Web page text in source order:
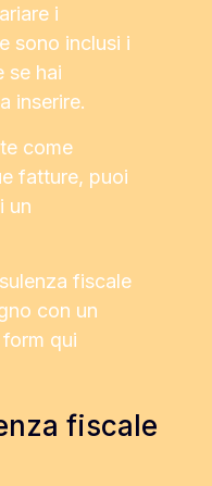
i
sono inclusi i
se hai
inserire.
come
fatture, puoi
un
fiscale
con un
qui
fiscale